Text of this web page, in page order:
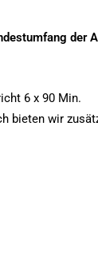
der
6 x 90 Min.
bieten wir